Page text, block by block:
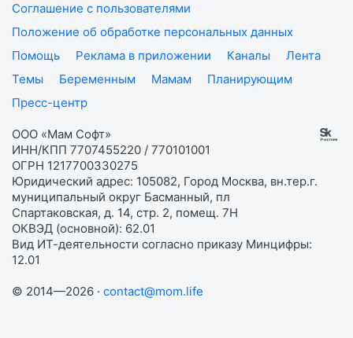
Соглашение с пользователями
Положение об обработке персональных данных
Помощь
Реклама в приложении Каналы
Лента
Темы
Беременным Мамам
Планирующим
Пресс-центр
ООО «Мам Софт»
ИНН/КПП 7707455220 / 770101001
ОГРН 1217700330275
Юридический адрес: 105082, Город Москва, вн.тер.г.
муниципальный округ Басманный, пл
Спартаковская, д. 14, стр. 2, помещ. 7Н
ОКВЭД (основной): 62.01
Вид ИТ-деятельности согласно приказу Минцифры:
12.01
© 2014—2026 · contact@mom.life